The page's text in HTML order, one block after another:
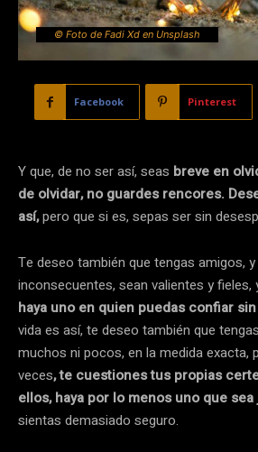
© Foto de Fadi Xd en Unsplash
Facebook Pinterest
Y que, de no ser así, seas breve en
de olvidar, no guardes rencores.
así,pero que si es, sepas ser sin
Te deseo también que tengas amigos,
inconsecuentes, sean valientes y fieles,
haya uno en quien puedas confiar
vida es así, te deseo también que
muchos ni pocos, en la medida exacta,
veces, te cuestiones tus propias
ellos, haya por lo menos uno que sea
sientas demasiado seguro.